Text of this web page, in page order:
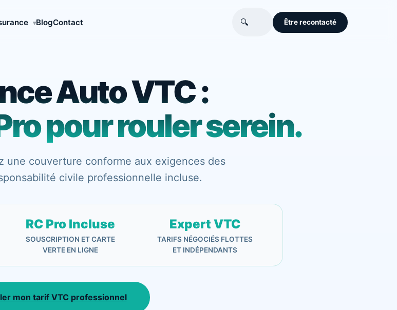
▾BlogContact 🔍 Être recontacté
Auto VTC :
pour rouler serein.
une couverture conforme aux exigences des
civile professionnelle incluse.
RC Pro Incluse
SOUSCRIPTION ET CARTE
VERTE EN LIGNE
Expert VTC
TARIFS NÉGOCIÉS FLOTTES
ET INDÉPENDANTS
mon tarif VTC professionnel